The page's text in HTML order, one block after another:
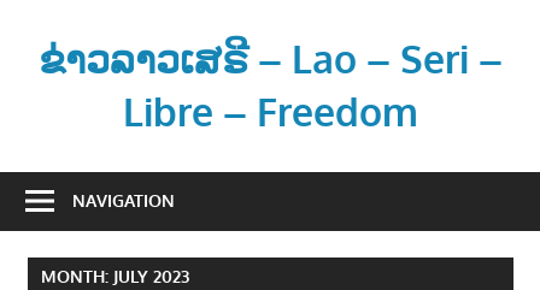
contentຂ່າວລາວເສຣີ – Lao – Seri –
Libre – Freedom
າ
ແ
NAVIGATION
MONTH: JULY 2023